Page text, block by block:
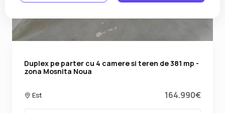
Duplex pe parter cu 4 camere si teren de 381 mp -
zona Mosnita Noua
Est 164.990€